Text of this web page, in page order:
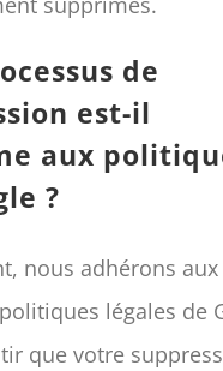
de
est-il
aux
?
nous adhérons aux
légales de
que votre